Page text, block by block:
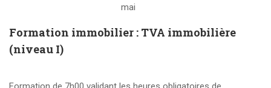
mai
Formation immobilier : TVA immobilière
(niveau I)